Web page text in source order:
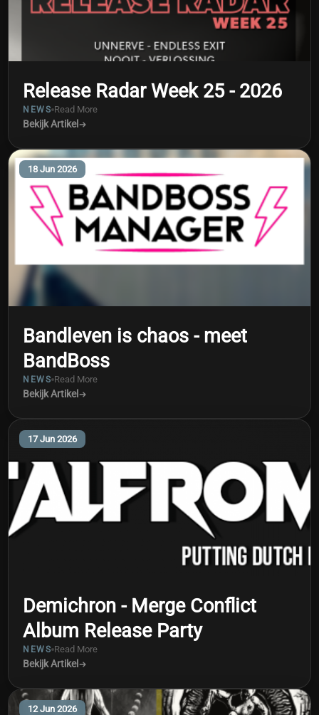
Release Radar Week 25 - 2026
NEWS Read More
Bekijk Artikel
18 Jun 2026
Bandleven is chaos - meet
BandBoss
NEWS Read More
Bekijk Artikel
17 Jun 2026
Demichron - Merge Conflict
Album Release Party
NEWS Read More
Bekijk Artikel
12 Jun 2026